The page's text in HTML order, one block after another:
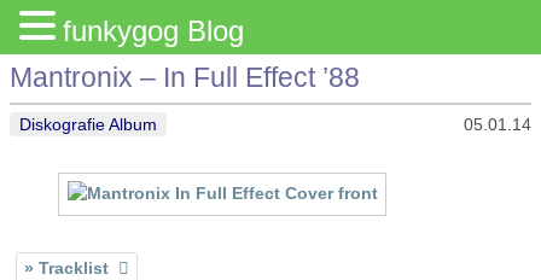
Mantronix – In Full Effect ’88
Diskografie Album 05.01.14
Tracklist
funkygog Blog